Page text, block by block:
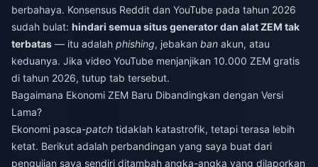
berbahaya. Konsensus Reddit dan YouTube pada tahun 2026
sudah bulat: hindari semua situs generator dan alat ZEM tak
terbatas — itu adalah phishing, jebakan ban akun, atau
keduanya. Jika video YouTube menjanjikan 10.000 ZEM gratis
di tahun 2026, tutup tab tersebut.
Bagaimana Ekonomi ZEM Baru Dibandingkan dengan Versi
Lama?
Ekonomi pasca-patch tidaklah katastrofik, tetapi terasa lebih
ketat. Berikut adalah perbandingan yang saya buat dari
pengujian saya sendiri ditambah angka-angka yang dilaporkan